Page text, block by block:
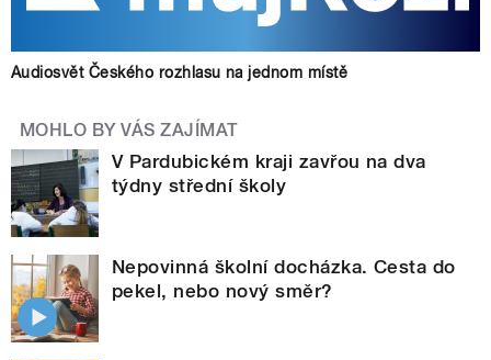
Audiosvět Českého rozhlasu na jednom místě
MOHLO BY VÁS ZAJÍMAT
V Pardubickém kraji zavřou na dva
týdny střední školy
Nepovinná školní docházka. Cesta do
pekel, nebo nový směr?